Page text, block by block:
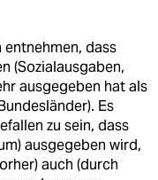
entnehmen, dass
(Sozialausgaben,
ausgegeben hat als
Es
zu sein, dass
ausgegeben wird,
auch (durch